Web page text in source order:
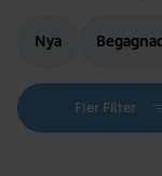
Nya
Fler Filter